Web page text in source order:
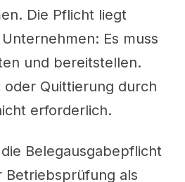
Die Pflicht liegt
Es muss
und bereitstellen.
oder Quittierung durch
erforderlich.
Belegausgabepflicht
Betriebsprüfung als